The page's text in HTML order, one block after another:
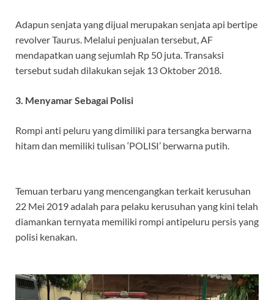
Adapun senjata yang dijual merupakan senjata api bertipe
revolver Taurus. Melalui penjualan tersebut, AF
mendapatkan uang sejumlah Rp 50 juta. Transaksi
tersebut sudah dilakukan sejak 13 Oktober 2018.
3. Menyamar Sebagai Polisi
Rompi anti peluru yang dimiliki para tersangka berwarna
hitam dan memiliki tulisan ‘POLISI’ berwarna putih.
Temuan terbaru yang mencengangkan terkait kerusuhan
22 Mei 2019 adalah para pelaku kerusuhan yang kini telah
diamankan ternyata memiliki rompi antipeluru persis yang
polisi kenakan.